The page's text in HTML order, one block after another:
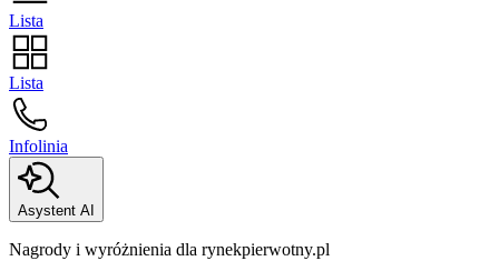
Lista
Lista
Infolinia
Asystent AI
Nagrody i wyróżnienia dla rynekpierwotny.pl